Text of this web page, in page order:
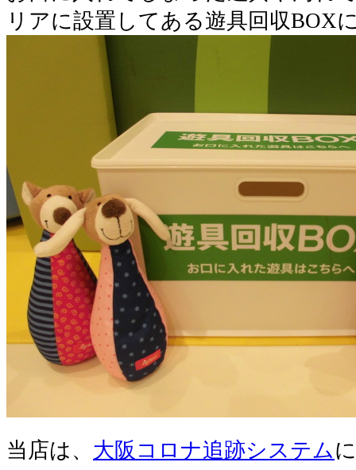
リアに設置してある遊具回収BOX
当店は、 大阪コロナ追跡システム